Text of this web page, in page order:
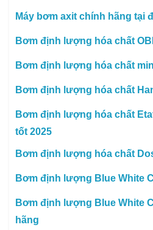
Máy bơm axit chính hãng tại
Bơm định lượng hóa chất
Bơm định lượng hóa chất
Bơm định lượng hóa chất
Bơm định lượng hóa chất
tốt 2025
Bơm định lượng hóa chất
Bơm định lượng Blue White
Bơm định lượng Blue White
hãng